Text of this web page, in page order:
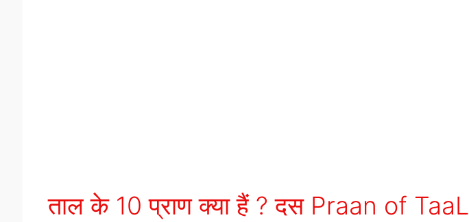
ताल के 10 प्राण क्या हैं ? दस Praan of TaaL